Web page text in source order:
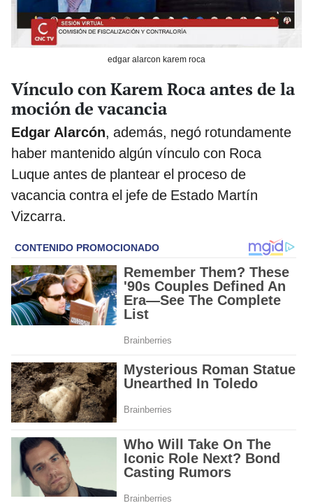
edgar alarcon karem roca
Vínculo con Karem Roca antes de la
moción de vacancia
Edgar Alarcón, además, negó rotundamente
haber mantenido algún vínculo con Roca
Luque antes de plantear el proceso de
vacancia contra el jefe de Estado Martín
Vizcarra.